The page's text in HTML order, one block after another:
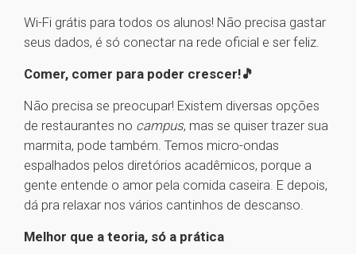
Wi-Fi grátis para todos os alunos! Não precisa gastar
seus dados, é só conectar na rede oficial e ser feliz.
Comer, comer para poder crescer!🎵
Não precisa se preocupar! Existem diversas opções
de restaurantes no campus, mas se quiser trazer sua
marmita, pode também. Temos micro-ondas
espalhados pelos diretórios acadêmicos, porque a
gente entende o amor pela comida caseira. E depois,
dá pra relaxar nos vários cantinhos de descanso.
Melhor que a teoria, só a prática